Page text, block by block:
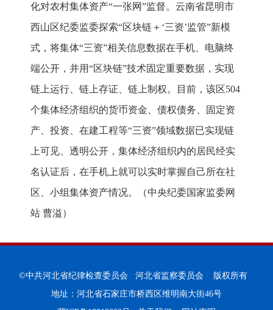
化对农村集体资产“一张网”监督。云南省昆明市
西山区纪委监委探索“区块链＋‘三资’监管”新模
式，将集体“三资”相关信息数据在手机、电脑终
端公开，并用“区块链”技术固定重要数据，实现
链上运行、链上存证、链上制权。目前，该区504
个集体经济组织的货币资金、债权债务、固定资
产、投资、在建工程等“三资”领域数据已实现链
上可见、透明公开，集体经济组织内的居民经实
名认证后，在手机上就可以实时掌握自己所在社
区、小组集体资产情况。（中央纪委国家监委网
站 曹溢）
©中共河北省纪律检查委员会 河北省监察委员会 版权所有
地址：河北省石家庄市桥西区维明南大街46号